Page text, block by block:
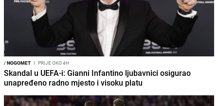
/NOGOMET I PRIJE OKO 4H
Skandal u UEFA-i: Gianni Infantino ljubavnici osigurao
unapređeno radno mjesto i visoku platu